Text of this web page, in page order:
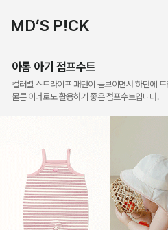
MD’S P!CK
아롬 아기 점프수트
컬러별 스트라이프 패턴이 돋보이면서 하단에
물론 이너로도 활용하기 좋은 점프수트입니다.